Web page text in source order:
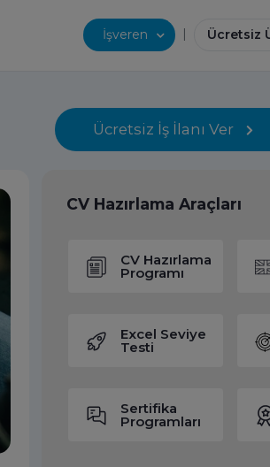
İşveren | Ücretsiz
Ücretsiz İş İlanı Ver
CV Hazırlama Araçları
CV Hazırlama
Programı
Excel Seviye
Testi
Sertifika
Programları